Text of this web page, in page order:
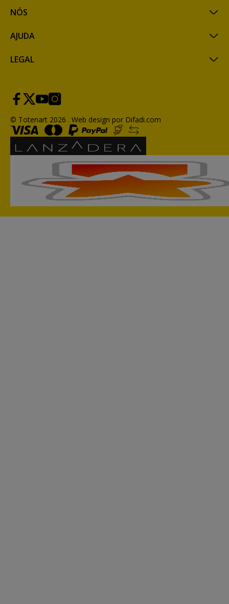
NÓS
AJUDA
LEGAL
© Totenart 2026 . Web design por Difadi.com